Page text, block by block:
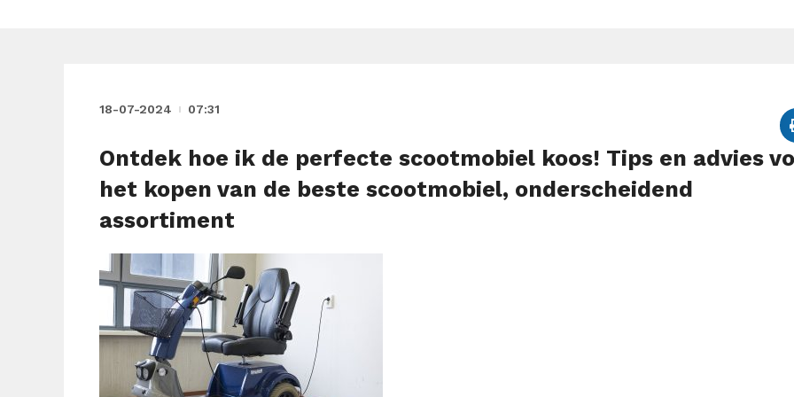
18-07-2024 07:31
Ontdek hoe ik de perfecte scootmobiel koos! Tips en advies
het kopen van de beste scootmobiel, onderscheidend
assortiment